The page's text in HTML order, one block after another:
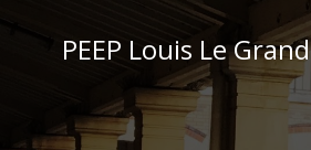
contenuPEEP Louis Le Grand